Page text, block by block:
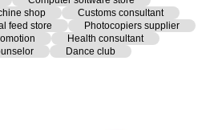
shop
Customs consultant
feed store
Photocopiers supplier
Health consultant
Dance club